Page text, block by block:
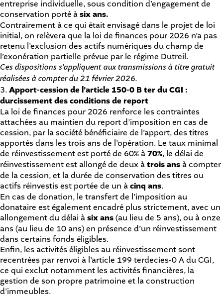
entreprise individuelle, sous condition d’engagement de
conservation porté àsix ans.
Contrairement à ce qui était envisagé dans le projet de loi
initial, on relèvera que la loi de finances pour 2026 n’a pas
retenu l’exclusion des actifs numériques du champ de
l’exonération partielle prévue par le régime Dutreil.
Ces dispositions s’appliquent aux transmissions à titre gratuit
réalisées à compter du 21 février 2026.
3. Apport-cession de l’article 150-0 B ter du CGI :
durcissement des conditions de report
La loi de finances pour 2026 renforce les contraintes
attachées au maintien du report d’imposition en cas de
cession, par la société bénéficiaire de l’apport, des titres
apportés dans les trois ans de l’opération. Le taux minimal
de réinvestissement est porté de 60% à70%, le délai de
réinvestissement est allongé de deux àtrois ans à compter
de la cession, et la durée de conservation des titres ou
actifs réinvestis est portée de un àcinq ans.
En cas de donation, le transfert de l’imposition au
donataire est également encadré plus strictement, avec un
allongement du délai àsix ans(au lieu de 5 ans), ou à onze
ans (au lieu de 10 ans) en présence d’un réinvestissement
dans certains fonds éligibles.
Enfin, les activités éligibles au réinvestissement sont
recentrées par renvoi à l’article 199 terdecies-0 A du CGI,
ce qui exclut notamment les activités financières, la
gestion de son propre patrimoine et la construction
d’immeubles.